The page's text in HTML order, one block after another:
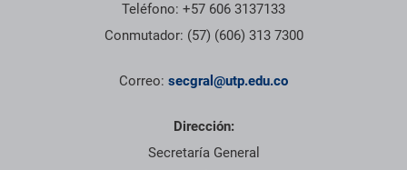
Teléfono: +57 606 3137133
Conmutador: (57) (606) 313 7300
Correo: secgral@utp.edu.co
Dirección:
Secretaría General